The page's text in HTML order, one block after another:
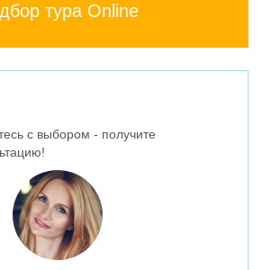
тура Online
с выбором - получите